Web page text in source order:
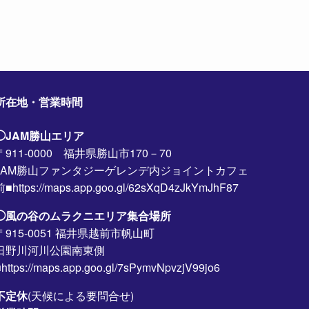
在地・営業時間
勝山エリア
911-0000 福井県勝山市170－70
勝山ファンタジーゲレンデ内ジョイントカフェ
■https://maps.app.goo.gl/62sXqD4zJkYmJhF87
の谷のムラクニエリア集合場所
915-0051 福井県越前市帆山町
野川河川公園南東側
maps.app.goo.gl/7sPymvNpvzjV99jo6
定休(天候による要問合せ)